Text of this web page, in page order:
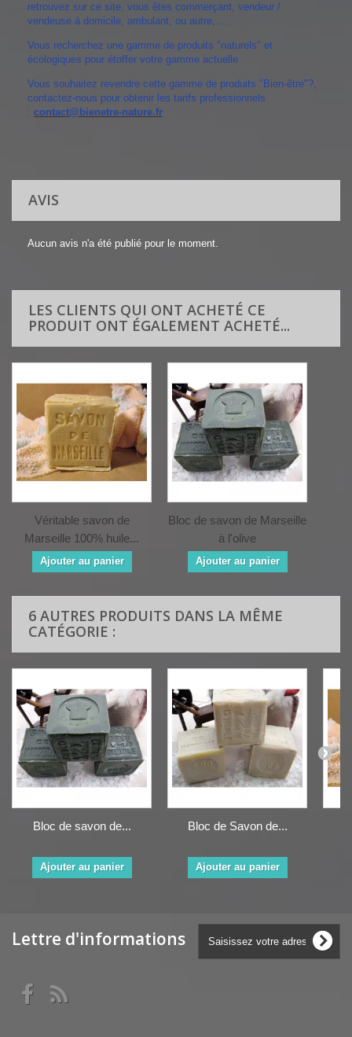
retrouvez sur ce site, vous êtes commerçant, vendeur /
vendeuse à domicile, ambulant, ou autre, ...
Vous recherchez une gamme de produits "naturels" et
écologiques pour étoffer votre gamme actuelle
Vous souhaitez revendre cette gamme de produits "Bien-être"?,
contactez-nous pour obtenir les tarifs professionnels
: contact@bienetre-nature.fr
AVIS
Aucun avis n'a été publié pour le moment.
LES CLIENTS QUI ONT ACHETÉ CE
PRODUIT ONT ÉGALEMENT ACHETÉ...
Véritable savon de
Marseille 100% huile...
Ajouter au panier
Bloc de savon de Marseille
à l'olive
Ajouter au panier
6 AUTRES PRODUITS DANS LA MÊME
CATÉGORIE :
Bloc de savon de...
Ajouter au panier
Bloc de Savon de...
Ajouter au panier
Lettre d'informations